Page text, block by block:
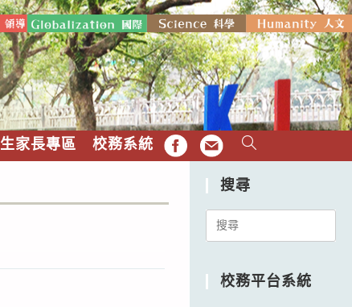
家長專區 校務系統 FB EMAIL
搜尋
Search
校務平台系統